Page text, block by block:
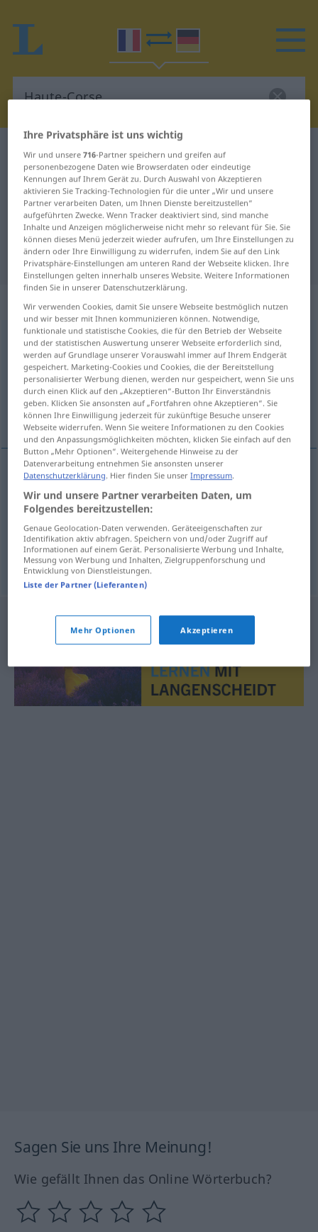
Französisch-Deutsch Wörterbuch Haute-Corse
Französisch-Deutsch Übersetzung
für "Haute-Corse"
"Haute-Corse" Deutsch
Übersetzung
„Haute-Corse“: féminin
Haute-Corsef
Übersicht aller Übersetzungen
(Für mehr Details die Übersetzung anklicken/antippen)
keine direkte Übersetzung
Beispiele
la Haute-Corse
keine direkteÜbersetzungfrz Departement auf
Korsika
Sagen Sie uns Ihre Meinung!
Wie gefällt Ihnen das Online Wörterbuch?
Ihre Privatsphäre ist uns wichtig
Wir und unsere716-Partner speichern und greifen auf
personenbezogene Daten wie Browserdaten oder eindeutige
Kennungen auf Ihrem Gerät zu. Durch Auswahl von Akzeptieren
aktivieren Sie Tracking-Technologien für die unter „Wir und unsere
Partner verarbeiten Daten, um Ihnen Dienste bereitzustellen“
aufgeführten Zwecke. Wenn Tracker deaktiviert sind, sind manche
Inhalte und Anzeigen möglicherweise nicht mehr so relevant für Sie. Sie
können dieses Menü jederzeit wieder aufrufen, um Ihre Einstellungen zu
ändern oder Ihre Einwilligung zu widerrufen, indem Sie auf den Link
Privatsphäre-Einstellungen am unteren Rand der Webseite klicken. Ihre
Einstellungen gelten innerhalb unseres Website. Weitere Informationen
finden Sie in unserer Datenschutzerklärung.
Wir verwenden Cookies, damit Sie unsere Webseite bestmöglich nutzen
und wir besser mit Ihnen kommunizieren können. Notwendige,
funktionale und statistische Cookies, die für den Betrieb der Webseite
und der statistischen Auswertung unserer Webseite erforderlich sind,
werden auf Grundlage unserer Vorauswahl immer auf Ihrem Endgerät
gespeichert. Marketing-Cookies und Cookies, die der Bereitstellung
personalisierter Werbung dienen, werden nur gespeichert, wenn Sie uns
durch einen Klick auf den „Akzeptieren“-Button Ihr Einverständnis
geben. Klicken Sie ansonsten auf „Fortfahren ohne Akzeptieren“. Sie
können Ihre Einwilligung jederzeit für zukünftige Besuche unserer
Webseite widerrufen. Wenn Sie weitere Informationen zu den Cookies
und den Anpassungsmöglichkeiten möchten, klicken Sie einfach auf den
Button „Mehr Optionen“. Weitergehende Hinweise zu der
Datenverarbeitung entnehmen Sie ansonsten unserer
Datenschutzerklärung. Hier finden Sie unserImpressum.
Wir und unsere Partner verarbeiten Daten, um
Folgendes bereitzustellen:
Genaue Geolocation-Daten verwenden. Geräteeigenschaften zur
Identifikation aktiv abfragen. Speichern von und/oder Zugriff auf
Informationen auf einem Gerät. Personalisierte Werbung und Inhalte,
Messung von Werbung und Inhalten, Zielgruppenforschung und
Entwicklung von Dienstleistungen.
Liste der Partner (Lieferanten)
Mehr Optionen Akzeptieren